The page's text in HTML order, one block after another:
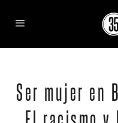
Ser mujer en